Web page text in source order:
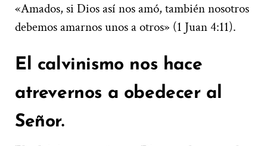
«Amados, si Dios así nos amó, también nosotros
debemos amarnos unos a otros» (1 Juan 4:11).
El calvinismo nos hace
atrevernos a obedecer al
Señor.